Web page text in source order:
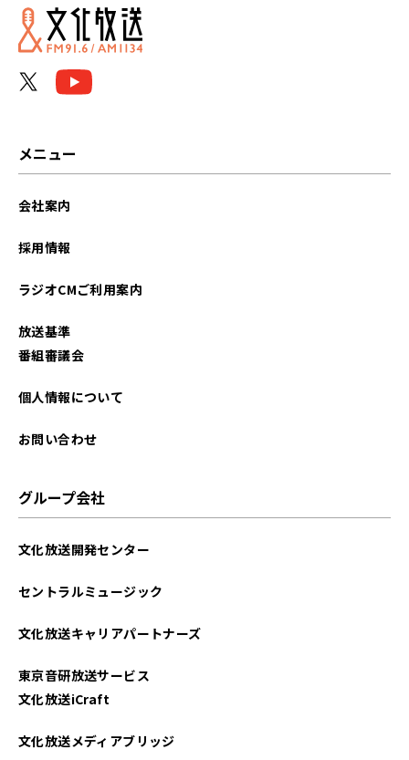
メニュー
会社案内
採用情報
ラジオCMご利用案内
放送基準
番組審議会
個人情報について
お問い合わせ
グループ会社
文化放送開発センター
セントラルミュージック
文化放送キャリアパートナーズ
東京音研放送サービス
文化放送iCraft
文化放送メディアブリッジ